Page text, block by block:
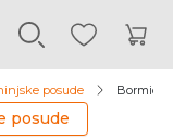
posude Bormioli
posude